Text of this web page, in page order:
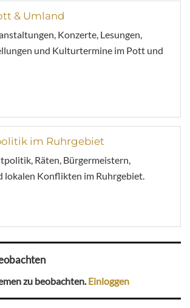
& Umland
Konzerte, Lesungen,
und Kulturtermine im Pott und
im Ruhrgebiet
Räten, Bürgermeistern,
lokalen Konflikten im Ruhrgebiet.
zu beobachten.Einloggen